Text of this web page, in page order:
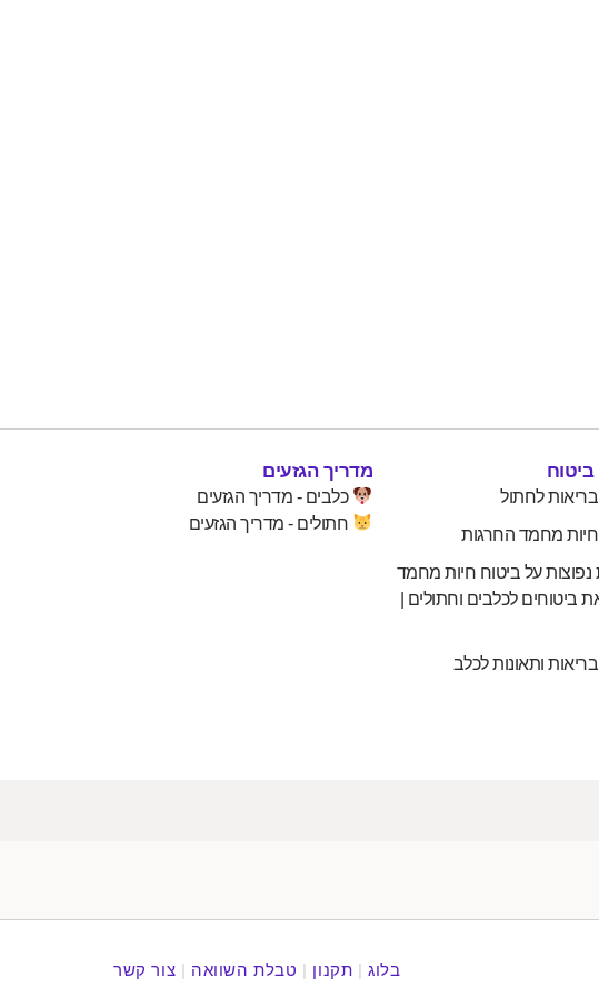
ביטוח
לחתול
חיות מחמד החרגות
נפוצות על ביטוח חיות מחמד
ביטוחים לכלבים וחתולים |
ותאונות לכלב
מדריך הגזעים
כלבים - מדריך הגזעים
חתולים - מדריך הגזעים
בלוג| תקנון | טבלת השוואה | צור קשר